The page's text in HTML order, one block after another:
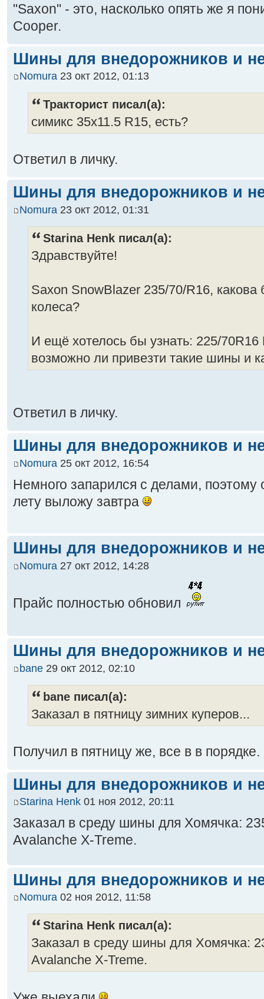
"Saxon" - это, насколько опять же я
Cooper.
Шины для внедорожников и
Nomura 23 окт 2012, 01:13
Тракторист писал(а):
симикс 35x11.5 R15, есть?
Ответил в личку.
Шины для внедорожников и
Nomura 23 окт 2012, 01:31
Starina Henk писал(а):
Здравствуйте!
Saxon SnowBlazer 235/70/R16, какова
колеса?
И ещё хотелось бы узнать: 225/
возможно ли привезти такие шины и
Ответил в личку.
Шины для внедорожников и
Nomura 25 окт 2012, 16:54
Немного запарился с делами,
лету выложу завтра
Шины для внедорожников и
Nomura 27 окт 2012, 14:28
Прайс полностью обновил
Шины для внедорожников и
bane 29 окт 2012, 02:10
bane писал(а):
Заказал в пятницу зимних куперов...
Получил в пятницу же, все в в порядке.
Шины для внедорожников и
Starina Henk 01 ноя 2012, 20:11
Заказал в среду шины для Хомячка:
Avalanche X-Treme.
Шины для внедорожников и
Nomura 02 ноя 2012, 11:58
Starina Henk писал(а):
Заказал в среду шины для Хомячка:
Avalanche X-Treme.